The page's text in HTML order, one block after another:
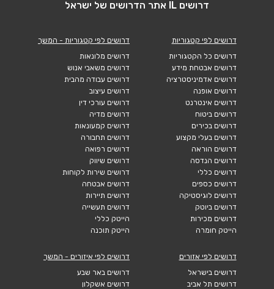
דרושים IL אתר הדרושים של ישראל
דרושים לפי קטגוריות
דרושים כל הקטגוריות
דרושים אבטחת מידע
דרושים אדמיניסטרציה
דרושים אופנה
דרושים אינטרנט
דרושים ביטוח
דרושים בכירים
דרושים בעלי מקצוע
דרושים הוראה
דרושים הנדסה
דרושים כללי
דרושים כספים
דרושים לוגיסטיקה
דרושים ביוטק
דרושים מכירות
הייטק חומרה
דרושים לפי קטגוריות - המשך
דרושים מלונאות
דרושים משאבי אנוש
דרושים עבודה מהבית
דרושים עיצוב
דרושים עורכי דין
דרושים מדיה
דרושים קמעונאות
דרושים תחבורה
דרושים רפואה
דרושים שיווק
דרושים שירות לקוחות
דרושים אבטחה
דרושים תיירות
דרושים תעשייה
הייטק כללי
הייטק תוכנה
דרושים לפי אזורים
דרושים בישראל
דרושים תל אביב
דרושים לפי איזורים - המשך
דרושים באר שבע
דרושים אשקלון